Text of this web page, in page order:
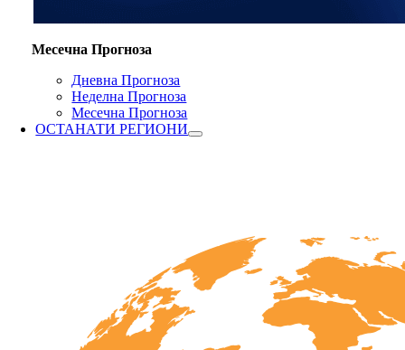
Месечна Прогноза
Дневна Прогноза
Неделна Прогноза
Месечна Прогноза
ОСТАНАТИ РЕГИОНИ